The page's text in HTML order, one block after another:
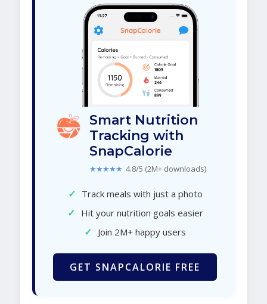
Smart Nutrition
Tracking with
SnapCalorie
★★★★★ 4.8/5 (2M+ downloads)
✓ Track meals with just a photo
✓ Hit your nutrition goals easier
✓ Join 2M+ happy users
GET SNAPCALORIE FREE